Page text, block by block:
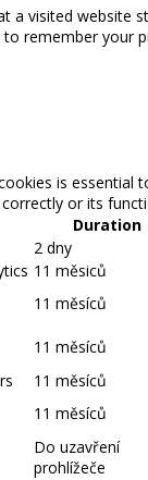
a visited website
remember your
is
or its
Duration
2 dny
11 měsiců
11 měsíců
11 měsíců
11 měsíců
11 měsíců
Do uzavření
prohlížeče